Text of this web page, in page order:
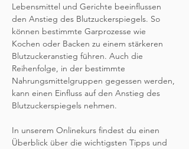
Lebensmittel und Gerichte beeinflussen
den Anstieg des Blutzuckerspiegels. So
können bestimmte Garprozesse wie
Kochen oder Backen zu einem stärkeren
Blutzuckeranstieg führen. Auch die
Reihenfolge, in der bestimmte
Nahrungsmittelgruppen gegessen werden,
kann einen Einfluss auf den Anstieg des
Blutzuckerspiegels nehmen.
In unserem Onlinekurs findest du einen
Überblick über die wichtigsten Tipps und